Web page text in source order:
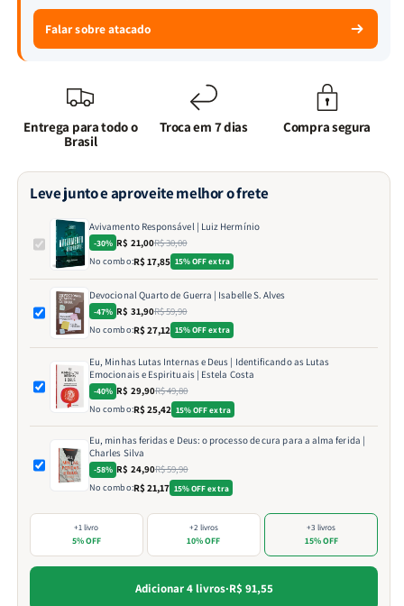
Falar sobre atacado
Entrega para todo o
Brasil
Troca em 7 dias Compra segura
Leve junto e aproveite melhor o frete
Avivamento Responsável | Luiz Hermínio
-30% R$ 21,00R$ 30,00
No combo:R$ 17,85 15% OFF extra
Devocional Quarto de Guerra | Isabelle S. Alves
-47% R$ 31,90R$ 59,90
No combo:R$ 27,12 15% OFF extra
Eu, Minhas Lutas Internas e Deus | Identificando as Lutas
Emocionais e Espirituais | Estela Costa
-40% R$ 29,90R$ 49,80
No combo:R$ 25,42 15% OFF extra
Eu, minhas feridas e Deus: o processo de cura para a alma ferida |
Charles Silva
-58% R$ 24,90R$ 59,90
No combo:R$ 21,17 15% OFF extra
+1 livro
5% OFF
+2 livros
10% OFF
+3 livros
15% OFF
Adicionar 4 livros·R$ 91,55